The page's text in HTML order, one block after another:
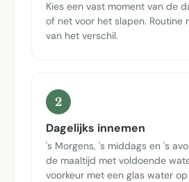
Kies een vast moment van de
of net voor het slapen. Routine
van het verschil.
2
Dagelijks innemen
's Morgens, 's middags en 's
de maaltijd met voldoende
voorkeur met een glas water